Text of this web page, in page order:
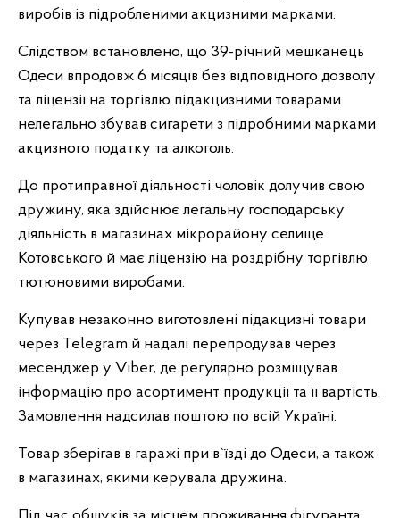
виробів із підробленими акцизними марками.
Слідством встановлено, що 39-річний мешканець
Одеси впродовж 6 місяців без відповідного дозволу
та ліцензії на торгівлю підакцизними товарами
нелегально збував сигарети з підробними марками
акцизного податку та алкоголь.
До протиправної діяльності чоловік долучив свою
дружину, яка здійснює легальну господарську
діяльність в магазинах мікрорайону селище
Котовського й має ліцензію на роздрібну торгівлю
тютюновими виробами.
Купував незаконно виготовлені підакцизні товари
через Telegram й надалі перепродував через
месенджер у Viber, де регулярно розміщував
інформацію про асортимент продукції та її вартість.
Замовлення надсилав поштою по всій Україні.
Товар зберігав в гаражі при в`їзді до Одеси, а також
в магазинах, якими керувала дружина.